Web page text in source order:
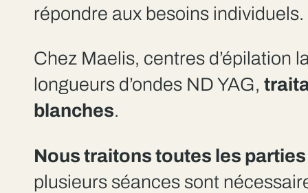
répondre aux besoins individuels.
Chez Maelis, centres d’épilation
longueurs d’ondes ND YAG,
blanches.
Nous traitons toutes les
plusieurs séances sont